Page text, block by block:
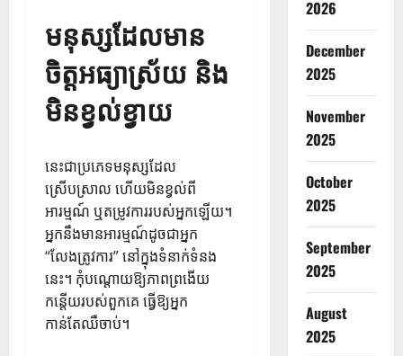
មនុស្ស​ដែល​មាន​
ចិត្ត​អធ្យាស្រ័យ និង​
មិន​ខ្វល់ខ្វាយ
នេះ​ជា​ប្រភេទ​មនុស្ស​ដែល​
ស្រើបស្រាល ហើយ​មិន​ខ្វល់​ពី​
អារម្មណ៍ ឬ​តម្រូវការ​របស់​អ្នក​ឡើយ។
អ្នកនឹងមានអារម្មណ៍ដូចជាអ្នក
“លែងត្រូវការ” នៅក្នុងទំនាក់ទំនង
នេះ។ កុំបណ្តោយឱ្យភាពព្រងើយ
កន្តើយរបស់ពួកគេ ធ្វើឱ្យអ្នក
កាន់តែឈឺចាប់។
2026
December
2025
November
2025
October
2025
September
2025
August
2025